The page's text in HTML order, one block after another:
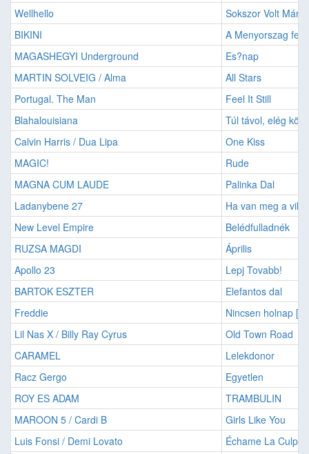
Wellhello
Sokszor Volt Már
BIKINI
A Menyorszag fele
MAGASHEGYI Underground
Es?nap
MARTIN SOLVEIG / Alma
All Stars
Portugal. The Man
Feel It Still
Blahalouisiana
Túl távol, elég
Calvin Harris / Dua Lipa
One Kiss
MAGIC!
Rude
MAGNA CUM LAUDE
Palinka Dal
Ladanybene 27
Ha van meg a
New Level Empire
Belédfulladnék
RUZSA MAGDI
Április
Apollo 23
Lepj Tovabb!
BARTOK ESZTER
Elefantos dal
Freddie
Nincsen holnap
Lil Nas X / Billy Ray Cyrus
Old Town Road
CARAMEL
Lelekdonor
Racz Gergo
Egyetlen
ROY ES ADAM
TRAMBULIN
MAROON 5 / Cardi B
Girls Like You
Luis Fonsi / Demi Lovato
Échame La Culpa